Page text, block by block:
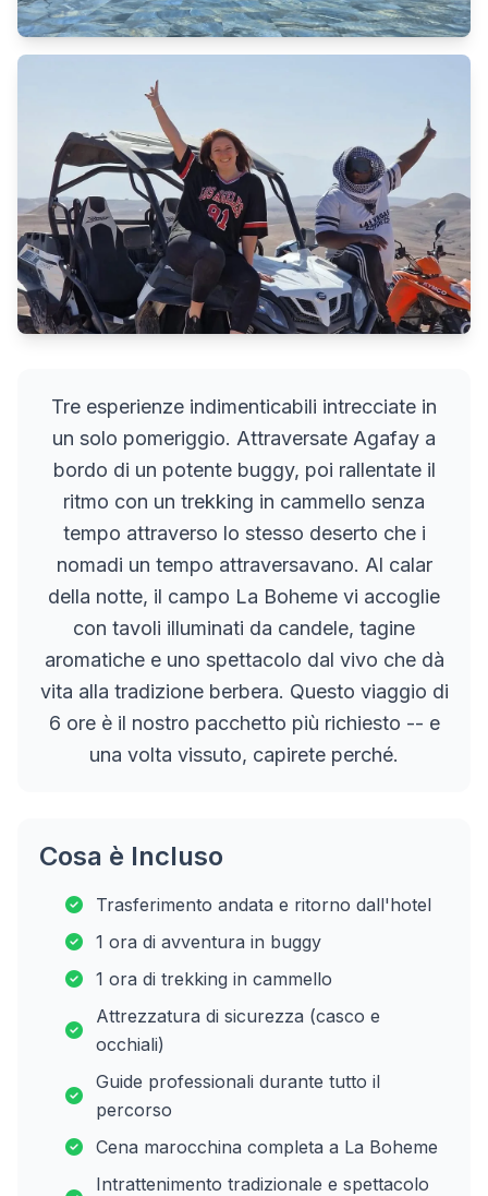
Tre esperienze indimenticabili intrecciate in
un solo pomeriggio. Attraversate Agafay a
bordo di un potente buggy, poi rallentate il
ritmo con un trekking in cammello senza
tempo attraverso lo stesso deserto che i
nomadi un tempo attraversavano. Al calar
della notte, il campo La Boheme vi accoglie
con tavoli illuminati da candele, tagine
aromatiche e uno spettacolo dal vivo che dà
vita alla tradizione berbera. Questo viaggio di
6 ore è il nostro pacchetto più richiesto -- e
una volta vissuto, capirete perché.
Cosa è Incluso
Trasferimento andata e ritorno dall'hotel
1 ora di avventura in buggy
1 ora di trekking in cammello
Attrezzatura di sicurezza (casco e
occhiali)
Guide professionali durante tutto il
percorso
Cena marocchina completa a La Boheme
Intrattenimento tradizionale e spettacolo